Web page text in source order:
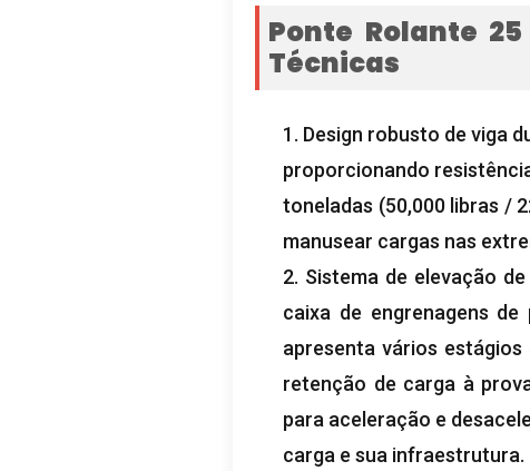
Ponte Rolante
Técnicas
1. Design robusto de viga
proporcionando
toneladas (50,000 libras /
manusear cargas nas
2. Sistema de elevação
caixa de engrenagens
apresenta vários
retenção de carga à
para aceleração e
carga e sua infraestrutura.